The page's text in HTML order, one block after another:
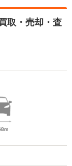
取・売却・査